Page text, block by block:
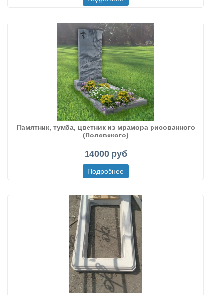
Памятник, тумба, цветник из мрамора рисованного
(Полевского)
14000 руб